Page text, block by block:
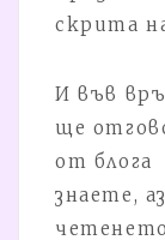
скрита
И във
ще
от блога
знаете,